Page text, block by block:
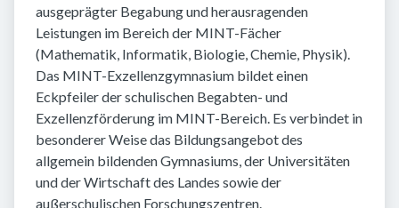
ausgeprägter Begabung und herausragenden
Leistungen im Bereich der MINT-Fächer
(Mathematik, Informatik, Biologie, Chemie, Physik).
Das MINT-Exzellenzgymnasium bildet einen
Eckpfeiler der schulischen Begabten- und
Exzellenzförderung im MINT-Bereich. Es verbindet in
besonderer Weise das Bildungsangebot des
allgemein bildenden Gymnasiums, der Universitäten
und der Wirtschaft des Landes sowie der
außerschulischen Forschungszentren.